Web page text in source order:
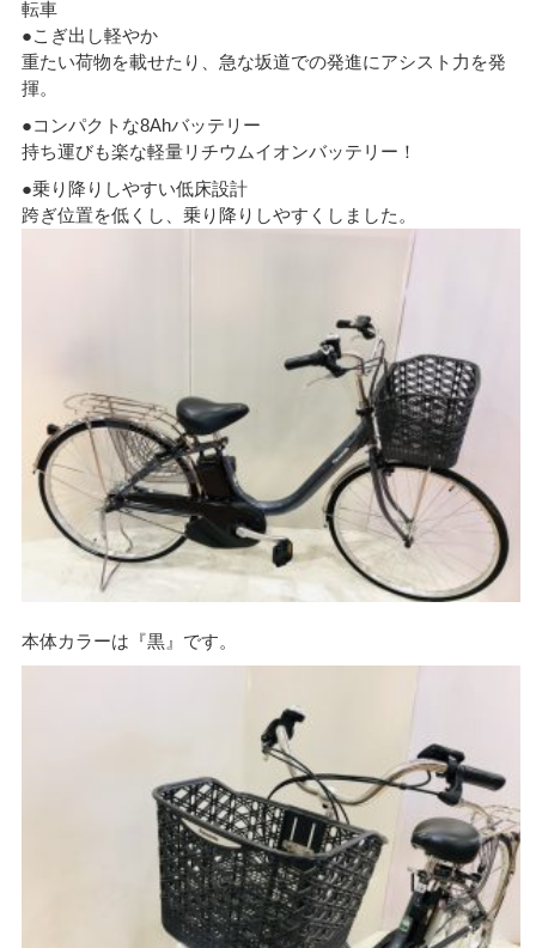
転車
●こぎ出し軽やか
重たい荷物を載せたり、急な坂道での発進にアシスト力を発
揮。
●コンパクトな8Ahバッテリー
持ち運びも楽な軽量リチウムイオンバッテリー！
●乗り降りしやすい低床設計
跨ぎ位置を低くし、乗り降りしやすくしました。
本体カラーは『黒』です。